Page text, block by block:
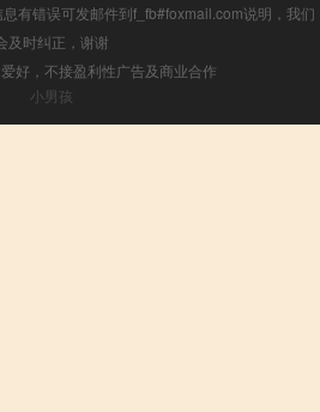
有错误可发邮件到f_fb#foxmail.com说明，我们
及时纠正，谢谢
好，不接盈利性广告及商业合作
小男孩